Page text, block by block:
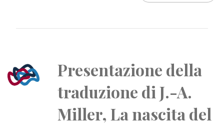
Presentazione della
traduzione di J.-A.
Miller, La nascita del